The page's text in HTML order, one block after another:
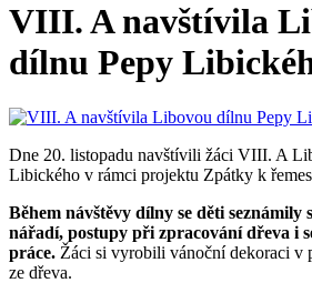
VIII. A navštívila
dílnu Pepy
Dne 20. listopadu navštívili žáci VIII. A
Libického v rámci projektu Zpátky k
Během návštěvy dílny se děti
nářadí, postupy při zpracování dřeva i
práce. Žáci si vyrobili vánoční dekoraci v
ze dřeva.